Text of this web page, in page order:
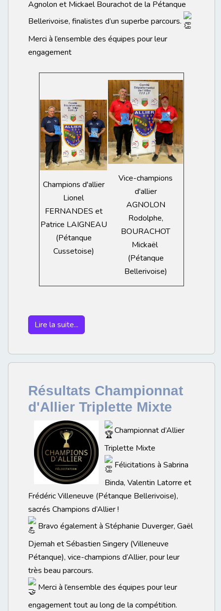
Agnolon et Mickael Bourachot de la Pétanque
Bellerivoise, finalistes d’un superbe parcours.
Merci à l’ensemble des équipes pour leur
engagement
Champions d'allier
Lionel
FERNANDES et
Patrice LAIGNEAU
(Pétanque
Cussetoise)
Vice-champions
d'allier
AGNOLON
Rodolphe,
BOURACHOT
Mickaël
(Pétanque
Bellerivoise)
Lire la suite...
Résultats Championnat
d'Allier Triplette Mixte
Championnat d’Allier
Triplette Mixte
Félicitations à Sabrina
Binda, Valentin Latorre et
Frédéric Villeneuve (Pétanque Bellerivoise),
sacrés Champions d’Allier !
Bravo également à Stéphanie Duverger, Gaël
Djemah et Sébastien Singery (Villeneuve
Pétanque), vice-champions d’Allier, pour leur
très beau parcours.
Merci à l’ensemble des équipes pour leur
engagement tout au long de la compétition.